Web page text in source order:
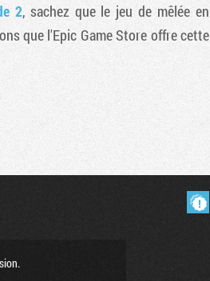
2, sachez que le jeu de mêlée en
que l'Epic Game Store offre cette